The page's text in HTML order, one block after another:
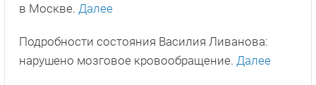
в Москве. Далее
Подробности состояния Василия Ливанова:
нарушено мозговое кровообращение. Далее